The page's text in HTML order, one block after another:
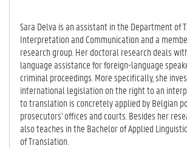
D)
Sara Delva is an assistant in the Department of
Interpretation and Communication and a
research group. Her doctoral research deals
language assistance for foreign-language
criminal proceedings. More specifically, she
international legislation on the right to an
to translation is concretely applied by Belgian
prosecutors' offices and courts. Besides her
also teaches in the Bachelor of Applied
of Translation.